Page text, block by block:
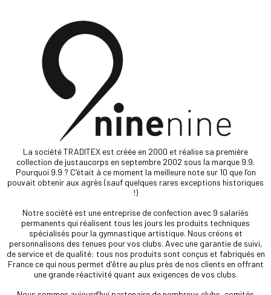
La société TRADITEX est créée en 2000 et réalise sa première
collection de justaucorps en septembre 2002 sous la marque 9.9.
Pourquoi 9.9 ? C’était à ce moment la meilleure note sur 10 que l’on
pouvait obtenir aux agrès (sauf quelques rares exceptions historiques
!)
Notre société est une entreprise de confection avec 9 salariés
permanents qui réalisent tous les jours les produits techniques
spécialisés pour la gymnastique artistique. Nous créons et
personnalisons des tenues pour vos clubs. Avec une garantie de suivi,
de service et de qualité: tous nos produits sont conçus et fabriqués en
France ce qui nous permet d'être au plus près de nos clients en offrant
une grande réactivité quant aux exigences de vos clubs.